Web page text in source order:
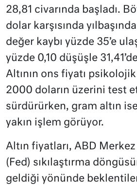
28,81 civarında başladı.
dolar karşısında
değer kaybı yüzde 35’e
yüzde 0,10 düşüşle
Altının ons fiyatı
2000 doların üzerini test
sürdürürken, gram altın
yakın işlem görüyor.
Altın fiyatları, ABD Merkez
(Fed) sıkılaştırma
geldiği yönünde